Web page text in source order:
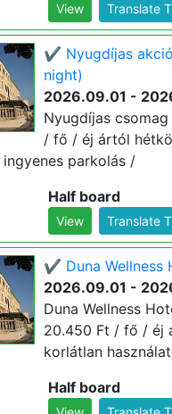
View Translate
✔️ Nyugdíjas
night)
2026.09.01 -
Nyugdíjas
/ fő / éj ártól
parkolás /
Half board
View Translate
✔️ Duna Wellness
2026.09.01 -
Duna Wellness
20.450 Ft / fő / éj
korlátlan
Half board